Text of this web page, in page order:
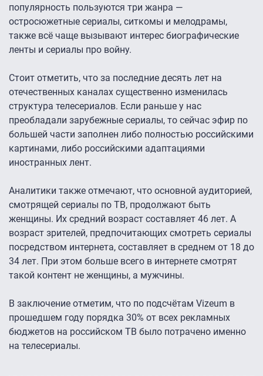
популярность пользуются три жанра —
остросюжетные сериалы, ситкомы и мелодрамы,
также всё чаще вызывают интерес биографические
ленты и сериалы про войну.
Стоит отметить, что за последние десять лет на
отечественных каналах существенно изменилась
структура телесериалов. Если раньше у нас
преобладали зарубежные сериалы, то сейчас эфир по
большей части заполнен либо полностью российскими
картинами, либо российскими адаптациями
иностранных лент.
Аналитики также отмечают, что основной аудиторией,
смотрящей сериалы по ТВ, продолжают быть
женщины. Их средний возраст составляет 46 лет. А
возраст зрителей, предпочитающих смотреть сериалы
посредством интернета, составляет в среднем от 18 до
34 лет. При этом больше всего в интернете смотрят
такой контент не женщины, а мужчины.
В заключение отметим, что по подсчётам Vizeum в
прошедшем году порядка 30% от всех рекламных
бюджетов на российском ТВ было потрачено именно
на телесериалы.